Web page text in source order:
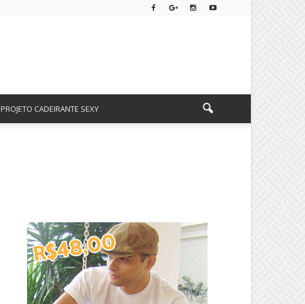
PROJETO CADEIRANTE SEXY